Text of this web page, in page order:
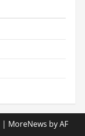
| MoreNews by AF